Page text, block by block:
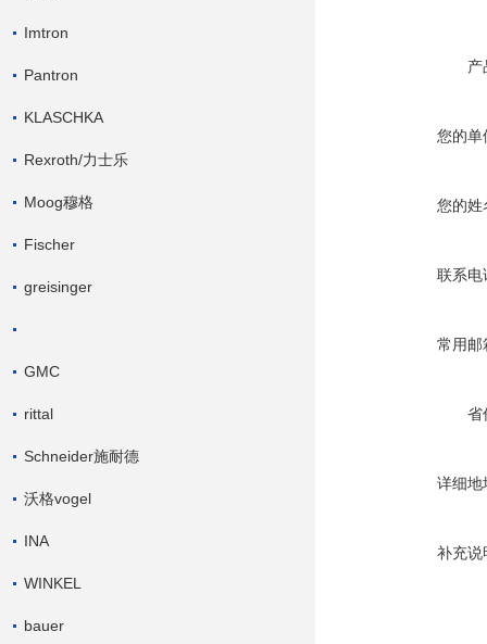
Imtron
Pantron
KLASCHKA
Rexroth/力士乐
Moog穆格
Fischer
greisinger
GMC
rittal
Schneider施耐德
沃格vogel
INA
WINKEL
bauer
产
您的单
您的姓
联系电
常用邮
省
详细地
补充说